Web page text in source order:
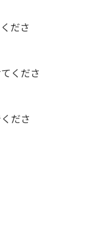
ださ
くださ
ださ